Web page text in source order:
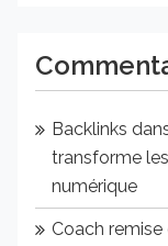
Backlinks
transforme
numérique
Coach